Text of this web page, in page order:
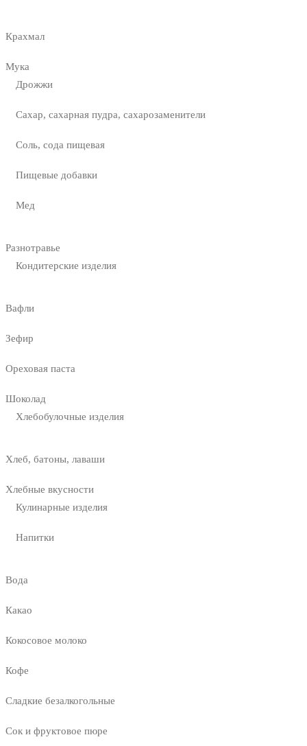
Крахмал
Мука
Дрожжи
Сахар, сахарная пудра, сахарозаменители
Соль, сода пищевая
Пищевые добавки
Мед
Разнотравье
Кондитерские изделия
Вафли
Зефир
Ореховая паста
Шоколад
Хлебобулочные изделия
Хлеб, батоны, лаваши
Хлебные вкусности
Кулинарные изделия
Напитки
Вода
Какао
Кокосовое молоко
Кофе
Сладкие безалкогольные
Сок и фруктовое пюре